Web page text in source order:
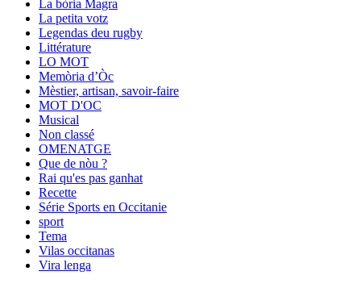
La bòria Magra
La petita votz
Legendas deu rugby
Littérature
LO MOT
Memòria d’Òc
Mèstier, artisan, savoir-faire
MOT D'OC
Musical
Non classé
OMENATGE
Que de nòu ?
Rai qu'es pas ganhat
Recette
Série Sports en Occitanie
sport
Tema
Vilas occitanas
Vira lenga